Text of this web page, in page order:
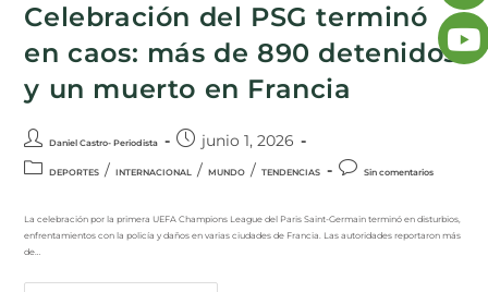
Celebración del PSG terminó
en caos: más de 890 detenidos
y un muerto en Francia
Daniel Castro- Periodista junio 1, 2026
DEPORTES / INTERNACIONAL / MUNDO / TENDENCIAS Sin comentarios
La celebración por la primera UEFA Champions League del Paris Saint-Germain terminó en disturbios,
enfrentamientos con la policía y daños en varias ciudades de Francia. Las autoridades reportaron más
de…